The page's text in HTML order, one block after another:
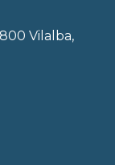
Vilalba,